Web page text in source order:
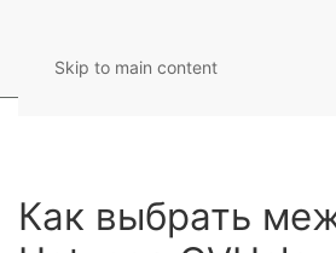
Skip to main content
Как выбрать